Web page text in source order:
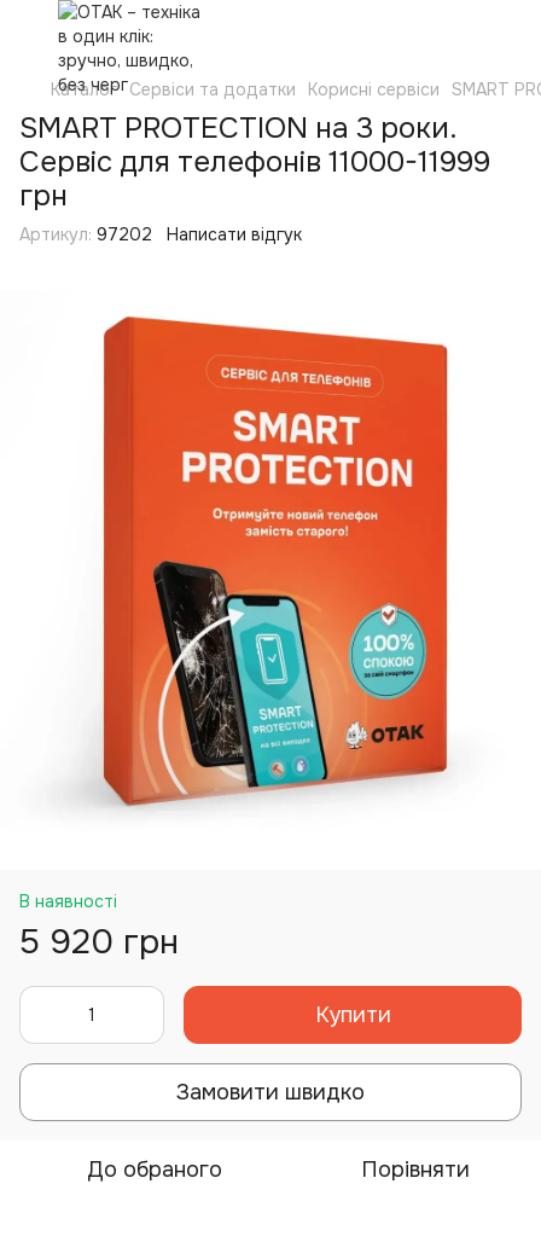
Каталог Сервіси та додатки Корисні сервіси SMART
SMART PROTECTION на 3 роки.
Сервіс для телефонів 11000-11999
грн
Артикул: 97202 Написати відгук
В наявності
5 920 грн
Купити
Замовити швидко
До обраного Порівняти